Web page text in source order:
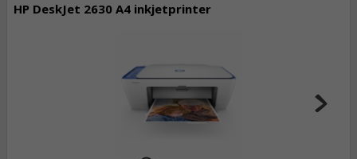
HP DeskJet 2630 A4 inkjetprinter